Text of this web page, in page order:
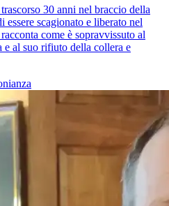
30 anni nel braccio della
scagionato e liberato nel
come è sopravvissuto al
e al suo rifiuto della collera e